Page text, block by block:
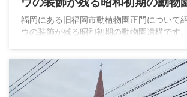
福岡にある旧福岡市動植物園正門について
ウの装飾が残る昭和初期の動物園遺構です。